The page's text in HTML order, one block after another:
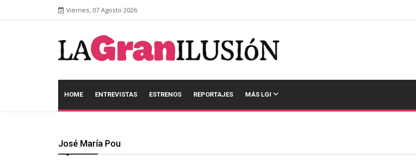
Viernes, 07 Agosto 2026
HOME ENTREVISTAS ESTRENOS REPORTAJES MÁS LGI
José María Pou